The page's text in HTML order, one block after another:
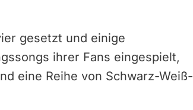
gesetzt und einige
ihrer Fans eingespielt,
eine Reihe von Schwarz-Weiß-